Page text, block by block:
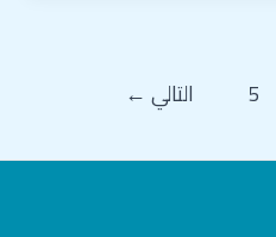
5 التالي ←